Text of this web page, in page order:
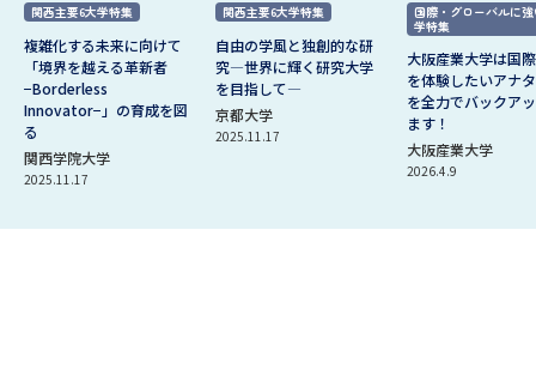
関西主要6大学特集
複雑化する未来に向けて
「境界を越える革新者
−Borderless
Innovator−」の育成を図
る
関西学院大学
2025.11.17
関西主要6大学特集
自由の学風と独創的な研
究―世界に輝く研究大学
を目指して―
京都大学
2025.11.17
国際・グローバルに
学特集
大阪産業大学は国
を体験したいアナ
を全力でバックア
ます！
大阪産業大学
2026.4.9